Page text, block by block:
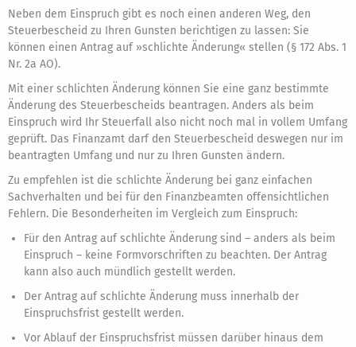
Neben dem Einspruch gibt es noch einen anderen Weg, den
Steuerbescheid zu Ihren Gunsten berichtigen zu lassen: Sie
können einen Antrag auf »schlichte Änderung« stellen (§ 172 Abs. 1
Nr. 2a AO).
Mit einer schlichten Änderung können Sie eine ganz bestimmte
Änderung des Steuerbescheids beantragen. Anders als beim
Einspruch wird Ihr Steuerfall also nicht noch mal in vollem Umfang
geprüft. Das Finanzamt darf den Steuerbescheid deswegen nur im
beantragten Umfang und nur zu Ihren Gunsten ändern.
Zu empfehlen ist die schlichte Änderung bei ganz einfachen
Sachverhalten und bei für den Finanzbeamten offensichtlichen
Fehlern. Die Besonderheiten im Vergleich zum Einspruch:
Für den Antrag auf schlichte Änderung sind – anders als beim
Einspruch – keine Formvorschriften zu beachten. Der Antrag
kann also auch mündlich gestellt werden.
Der Antrag auf schlichte Änderung muss innerhalb der
Einspruchsfrist gestellt werden.
Vor Ablauf der Einspruchsfrist müssen darüber hinaus dem